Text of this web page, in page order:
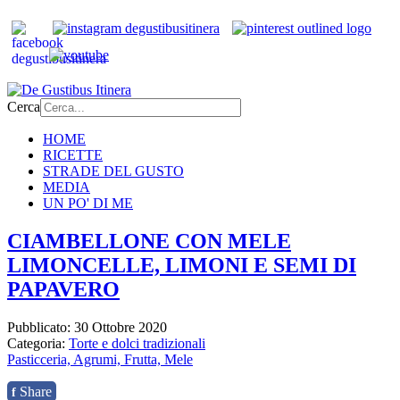
Cerca
HOME
RICETTE
STRADE DEL GUSTO
MEDIA
UN PO' DI ME
CIAMBELLONE CON MELE
LIMONCELLE, LIMONI E SEMI DI
PAPAVERO
Pubblicato: 30 Ottobre 2020
Categoria: Torte e dolci tradizionali
Pasticceria, Agrumi, Frutta, Mele
f Share